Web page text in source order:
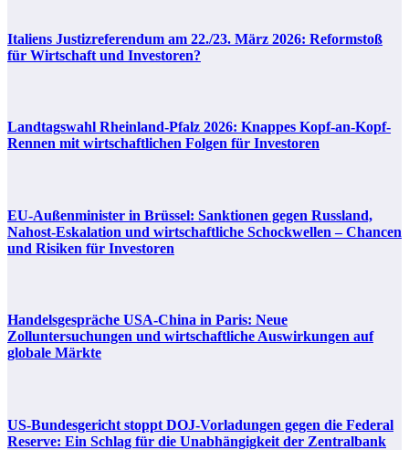
Italiens Justizreferendum am 22./23. März 2026: Reformstoß
für Wirtschaft und Investoren?
Landtagswahl Rheinland-Pfalz 2026: Knappes Kopf-an-Kopf-
Rennen mit wirtschaftlichen Folgen für Investoren
EU-Außenminister in Brüssel: Sanktionen gegen Russland,
Nahost-Eskalation und wirtschaftliche Schockwellen – Chancen
und Risiken für Investoren
Handelsgespräche USA-China in Paris: Neue
Zolluntersuchungen und wirtschaftliche Auswirkungen auf
globale Märkte
US-Bundesgericht stoppt DOJ-Vorladungen gegen die Federal
Reserve: Ein Schlag für die Unabhängigkeit der Zentralbank